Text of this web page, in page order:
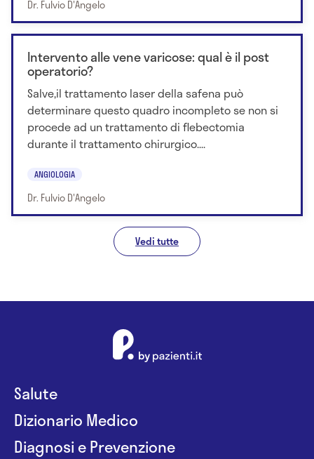
Dr. Fulvio D'Angelo
Intervento alle vene varicose: qual è il post
operatorio?
Salve,il trattamento laser della safena può
determinare questo quadro incompleto se non si
procede ad un trattamento di flebectomia
durante il trattamento chirurgico....
ANGIOLOGIA
Dr. Fulvio D'Angelo
Vedi tutte
Salute
Dizionario Medico
Diagnosi e Prevenzione